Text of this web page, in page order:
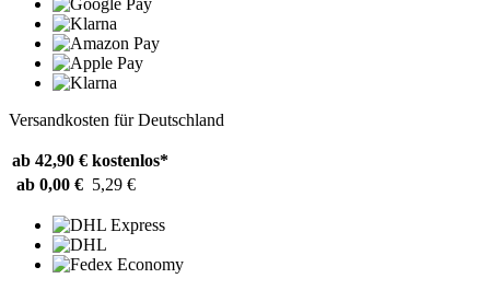
Versandkosten für Deutschland
ab 42,90 € kostenlos*
ab 0,00 € 5,29 €